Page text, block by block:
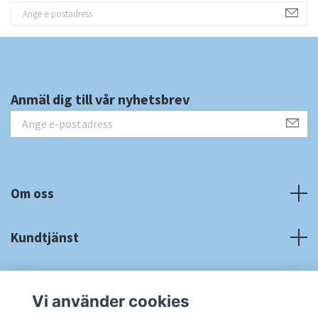
Anmäl dig till vår nyhetsbrev
Om oss
Kundtjänst
Vi använder cookies